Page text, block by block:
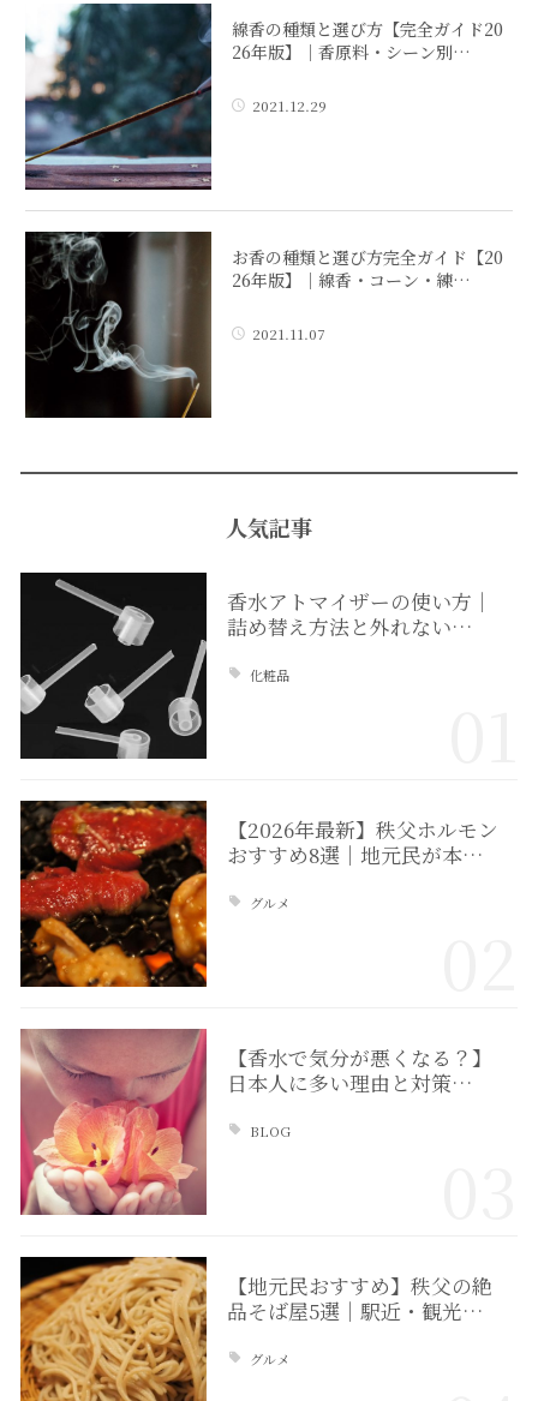
線香の種類と選び方【完全ガイド20
26年版】｜香原料・シーン別…
2021.12.29
お香の種類と選び方完全ガイド【20
26年版】｜線香・コーン・練…
2021.11.07
人気記事
香水アトマイザーの使い方｜
詰め替え方法と外れない…
化粧品
【2026年最新】秩父ホルモン
おすすめ8選｜地元民が本…
グルメ
【香水で気分が悪くなる？】
日本人に多い理由と対策…
BLOG
【地元民おすすめ】秩父の絶
品そば屋5選｜駅近・観光…
グルメ